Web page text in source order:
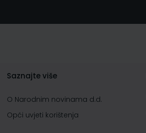
Saznajte više
O Narodnim novinama d.d.
Opći uvjeti korištenja